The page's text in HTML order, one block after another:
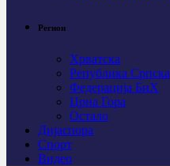
Регион
Хрватска
Република Српска
Федерација БиХ
Црна Гора
Остало
Дијаспора
Спорт
Видео